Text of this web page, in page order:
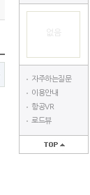
없음
자주하는질문
이용안내
항공VR
로드뷰